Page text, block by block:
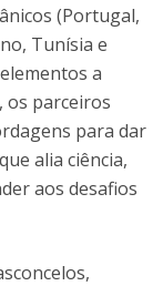
(Portugal,
Tunísia e
a
os parceiros
para dar
alia ciência,
aos desafios